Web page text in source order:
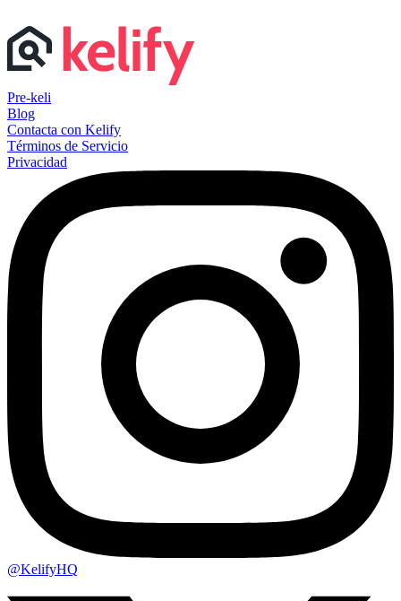
Pre-keli
Blog
Contacta con Kelify
Términos de Servicio
Privacidad
@KelifyHQ